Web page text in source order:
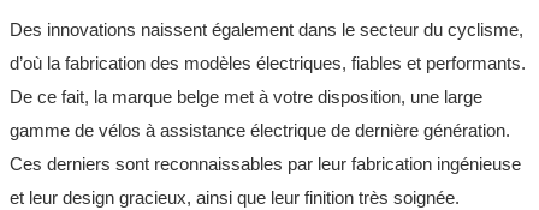
Des innovations naissent également dans le secteur du cyclisme,
d’où la fabrication des modèles électriques, fiables et performants.
De ce fait, la marque belge met à votre disposition, une large
gamme de vélos à assistance électrique de dernière génération.
Ces derniers sont reconnaissables par leur fabrication ingénieuse
et leur design gracieux, ainsi que leur finition très soignée.